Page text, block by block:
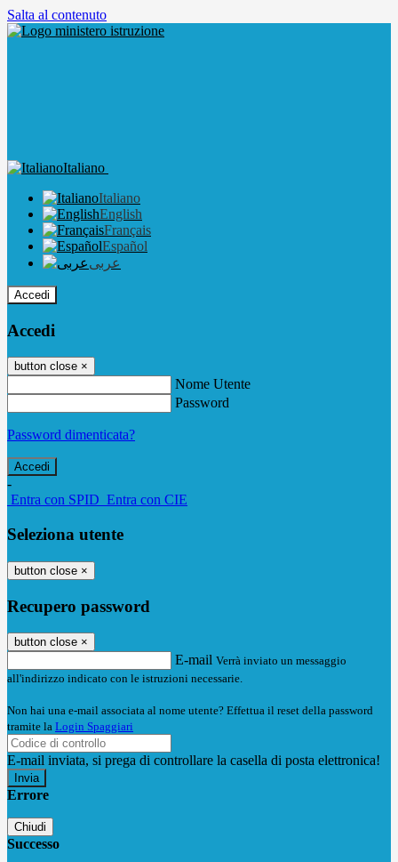
Salta al contenuto
Italiano
Italiano
English
Français
Español
عربى
Accedi
Accedi
button close ×
Nome Utente
Password
Password dimenticata?
-
Entra con SPID Entra con CIE
Seleziona utente
button close ×
Recupero password
button close ×
E-mail Verrà inviato un messaggio
all'indirizzo indicato con le istruzioni necessarie.
Non hai una e-mail associata al nome utente? Effettua il reset della password
tramite la Login Spaggiari
E-mail inviata, si prega di controllare la casella di posta elettronica!
Errore
Chiudi
Successo